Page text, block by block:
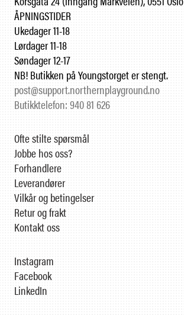
ÅPNINGSTIDER
Ukedager 11-18
Lørdager 11-18
Søndager 12-17
NB! Butikken på Youngstorget er stengt.
post@support.northernplayground.no
Butikktelefon: 940 81 626
Ofte stilte spørsmål
Jobbe hos oss?
Forhandlere
Leverandører
Vilkår og betingelser
Retur og frakt
Kontakt oss
Instagram
Facebook
LinkedIn